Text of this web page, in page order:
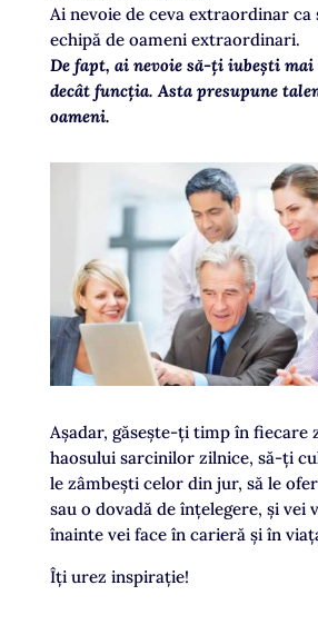
Ai nevoie de ceva extraordinar ca
echipă de oameni extraordinari.
De fapt, ai nevoie să-ți iubești
decât funcția. Asta presupune
oameni.
Așadar, găsește-ți timp în fiecare
haosului sarcinilor zilnice, să-ți
le zâmbești celor din jur, să le
sau o dovadă de înțelegere, și vei
înainte vei face în carieră și în
Îți urez inspirație!